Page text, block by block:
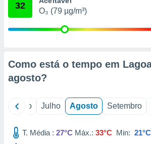
de
32
O₃ (79 µg/m³)
Como está o tempo em
agosto?
Junho Julho Agosto Setembro
T. Média : 27°C Máx.: 33°C Min: 21°C